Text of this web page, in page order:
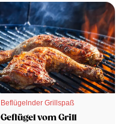
Beflügelnder Grillspaß
Geflügel vom Grill